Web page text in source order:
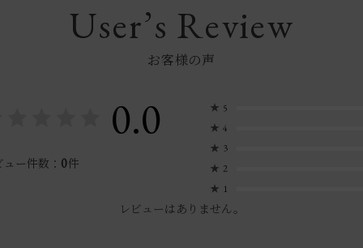
User’s Review
お客様の声
0.0
ュー件数： 0件
★ 5
★ 4
★ 3
★ 2
★ 1
レビューはありません。